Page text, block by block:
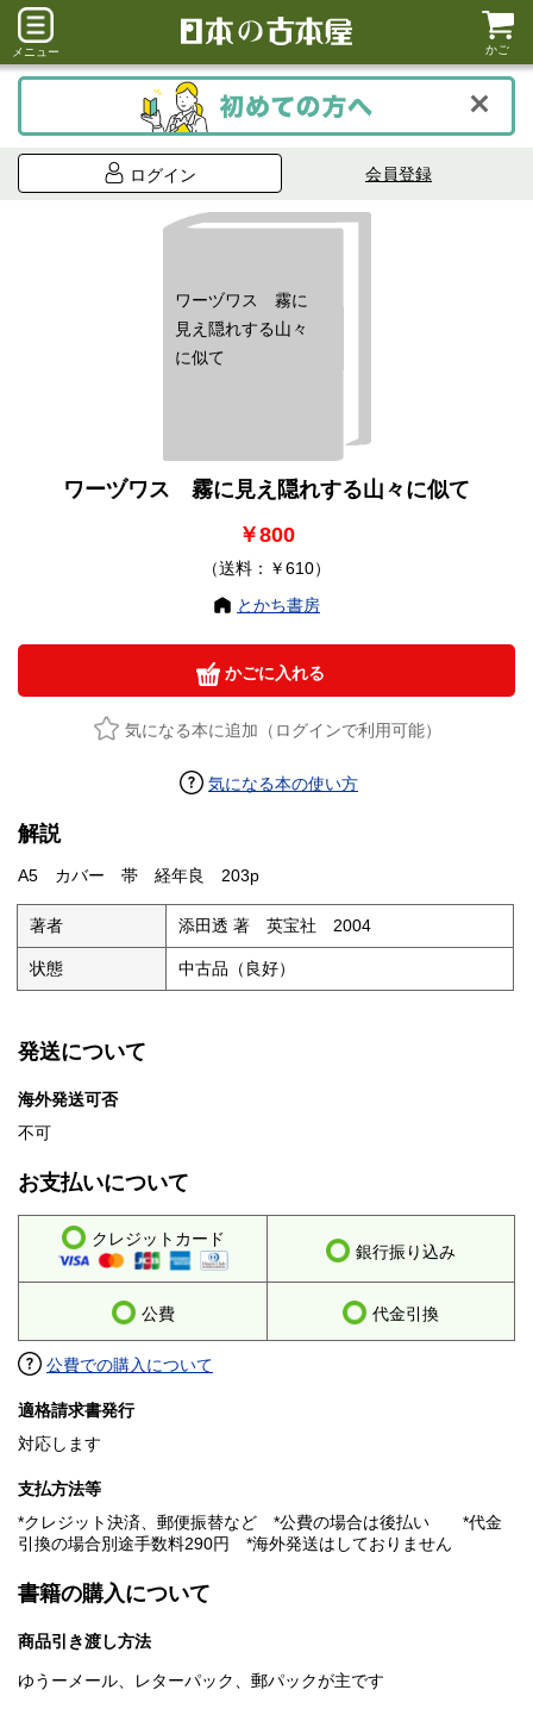
メニュー かご
ログイン 会員登録
ワーヅワス 霧に
見え隠れする山々
に似て
ワーヅワス 霧に見え隠れする山々に似て
￥800
（送料：￥610）
とかち書房
かごに入れる
気になる本に追加（ログインで利用可能）
気になる本の使い方
解説
A5 カバー 帯 経年良 203p
著者 添田透 著 英宝社 2004
状態 中古品（良好）
発送について
海外発送可否
不可
お支払いについて
クレジットカード
銀行振り込み
公費 代金引換
公費での購入について
適格請求書発行
対応します
支払方法等
*クレジット決済、郵便振替など *公費の場合は後払い *代金
引換の場合別途手数料290円 *海外発送はしておりません
書籍の購入について
商品引き渡し方法
ゆうーメール、レターパック、郵パックが主です